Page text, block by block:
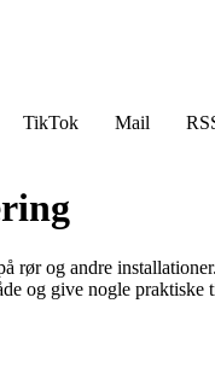
TikTok Mail
og andre
og give nogle praktiske